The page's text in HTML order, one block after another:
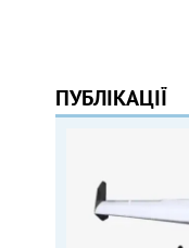
ПУБЛІКАЦІЇ